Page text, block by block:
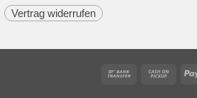
Vertrag widerrufen
Bank
Cash